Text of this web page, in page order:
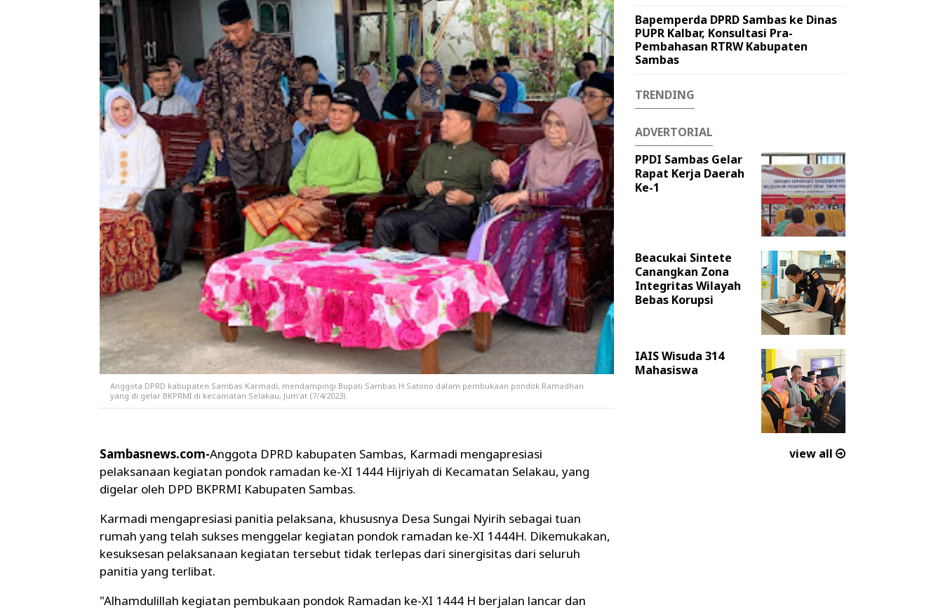
Anggota DPRD kabupaten Sambas Karmadi, mendampingi Bupati Sambas H Satono dalam pembukaan pondok Ramadhan
yang di gelar BKPRMI di kecamatan Selakau, Jum'at (7/4/2023).
Sambasnews.com-Anggota DPRD kabupaten Sambas, Karmadi mengapresiasi
pelaksanaan kegiatan pondok ramadan ke-XI 1444 Hijriyah di Kecamatan Selakau, yang
digelar oleh DPD BKPRMI Kabupaten Sambas.
Karmadi mengapresiasi panitia pelaksana, khususnya Desa Sungai Nyirih sebagai tuan
rumah yang telah sukses menggelar kegiatan pondok ramadan ke-XI 1444H. Dikemukakan,
kesuksesan pelaksanaan kegiatan tersebut tidak terlepas dari sinergisitas dari seluruh
panitia yang terlibat.
"Alhamdulillah kegiatan pembukaan pondok Ramadan ke-XI 1444 H berjalan lancar dan
Bapemperda DPRD Sambas ke Dinas
PUPR Kalbar, Konsultasi Pra-
Pembahasan RTRW Kabupaten
Sambas
TRENDING
ADVERTORIAL
PPDI Sambas Gelar
Rapat Kerja Daerah
Ke-1
Beacukai Sintete
Canangkan Zona
Integritas Wilayah
Bebas Korupsi
IAIS Wisuda 314
Mahasiswa
view all